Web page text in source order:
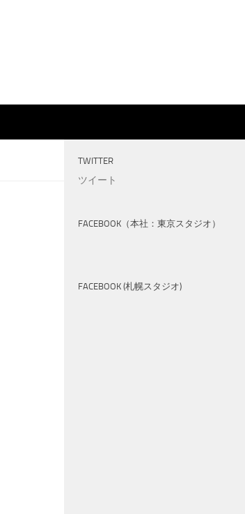
TWITTER
ツイート
FACEBOOK（本社：東京スタジオ）
FACEBOOK (札幌スタジオ)